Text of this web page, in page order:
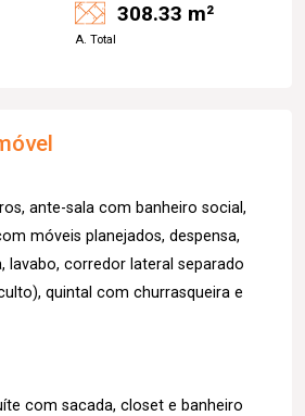
308.33 m²
A. Total
ante-sala com banheiro social,
móveis planejados, despensa,
lavabo, corredor lateral separado
quintal com churrasqueira e
com sacada, closet e banheiro